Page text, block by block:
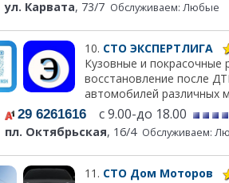
ул. Карвата, 73/7 Обслуживаем: Любые
10. СТО ЭКСПЕРТЛИГА
Кузовные и покрасочные
восстановление после
автомобилей различных
29 6261616 с 9.00-до 18.00
пл. Октябрьская, 16/4 Обслуживаем:
11. СТО Дом Моторов